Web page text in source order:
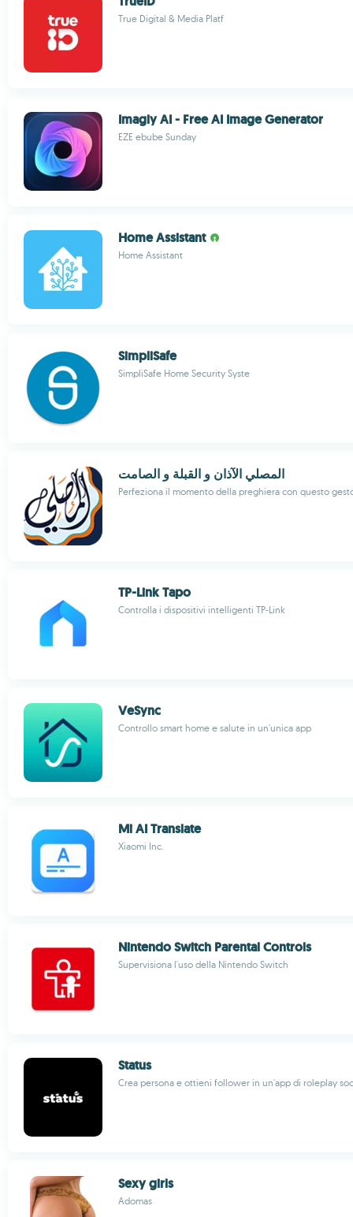
True Digital & Media Platf
Imagly AI - Free AI Image Generator
EZE ebube Sunday
Home Assistant
Home Assistant
SimpliSafe
SimpliSafe Home Security Syste
المصلي الآذان و القبلة و الصامت
Perfeziona il momento della preghiera con questo
TP-Link Tapo
Controlla i dispositivi intelligenti TP-Link
VeSync
Controllo smart home e salute in un'unica app
Mi AI Translate
Xiaomi Inc.
Nintendo Switch Parental Controls
Supervisiona l'uso della Nintendo Switch
Status
Crea persona e ottieni follower in un'app di roleplay
Sexy girls
Adomas